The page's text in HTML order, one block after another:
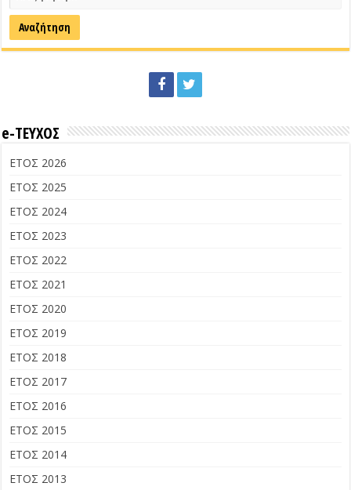
e-ΤΕΥΧΟΣ
ΕΤΟΣ 2026
ΕΤΟΣ 2025
ΕΤΟΣ 2024
ΕΤΟΣ 2023
ΕΤΟΣ 2022
ΕΤΟΣ 2021
ΕΤΟΣ 2020
ΕΤΟΣ 2019
ΕΤΟΣ 2018
ΕΤΟΣ 2017
ΕΤΟΣ 2016
ΕΤΟΣ 2015
ΕΤΟΣ 2014
ΕΤΟΣ 2013